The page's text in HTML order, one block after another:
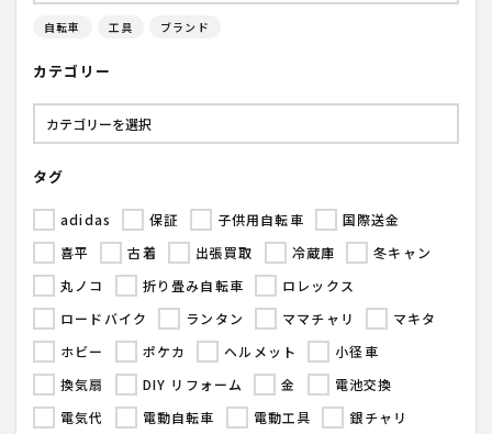
自転車 工具 ブランド
カテゴリー
タグ
adidas 保証 子供用自転車
国際送金
喜平
古着 出張買取 冷蔵庫
冬キャン
丸ノコ
折り畳み自転車
ロレックス
ロードバイク
ランタン ママチャリ
マキタ
ホビー
ポケカ ヘルメット
小径車
換気扇
DIY リフォーム 金
電池交換
電気代
電動自転車 電動工具
銀チャリ